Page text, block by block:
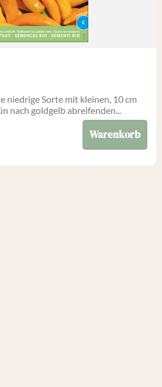
niedrige Sorte mit kleinen, 10 cm
nach goldgelb abreifenden...
Warenkorb